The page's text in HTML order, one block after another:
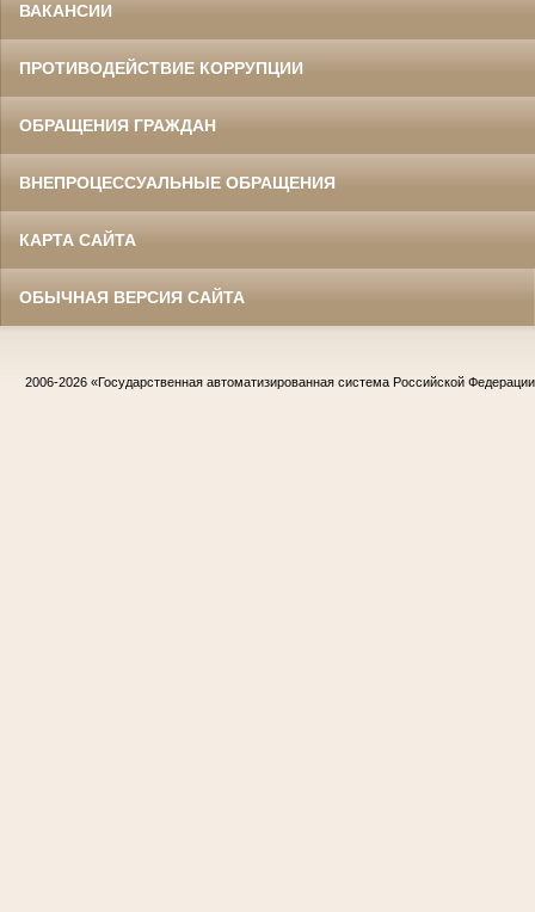
ВАКАНСИИ
ПРОТИВОДЕЙСТВИЕ КОРРУПЦИИ
ОБРАЩЕНИЯ ГРАЖДАН
ВНЕПРОЦЕССУАЛЬНЫЕ ОБРАЩЕНИЯ
КАРТА САЙТА
ОБЫЧНАЯ ВЕРСИЯ САЙТА
2006-2026 «Государственная автоматизированная система Российской